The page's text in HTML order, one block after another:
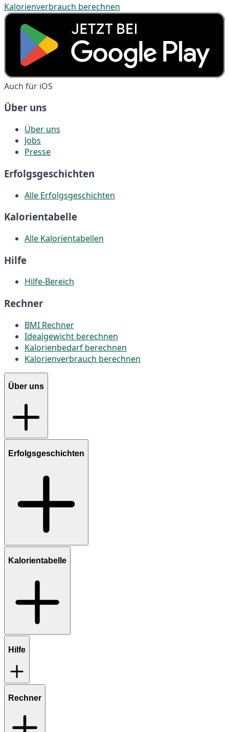
Kalorienverbrauch berechnen
Auch für iOS
Über uns
Über uns
Jobs
Presse
Erfolgsgeschichten
Alle Erfolgsgeschichten
Kalorientabelle
Alle Kalorientabellen
Hilfe
Hilfe-Bereich
Rechner
BMI Rechner
Idealgewicht berechnen
Kalorienbedarf berechnen
Kalorienverbrauch berechnen
Über uns
Erfolgsgeschichten
Kalorientabelle
Hilfe
Rechner